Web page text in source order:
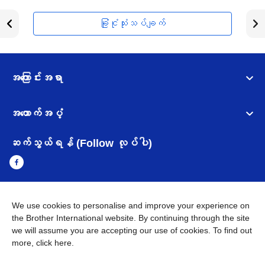
ခြုံငုံသုံးသပ်ချက်
အကြောင်းအရာ
အထောက်အပံ့
ဆက်သွယ်ရန် (Follow လုပ်ပါ)
Myanmar Brother ၏ ကမ္ဘာတစ်ဝန်းရှိ ကွန်ယက်များ
အချက်အလက်မူဝါဒ အသုံးပြုမူဝါဒ
သုံးစွဲရန် ဝက်ဆိုဒ်အညွှန်း
Brother Global ဝက်ဆိုဒ်သို့သွားရန်
We use cookies to personalise and improve your experience on
the Brother International website. By continuing through the site
we will assume you are accepting our use of cookies. To find out
more, click here